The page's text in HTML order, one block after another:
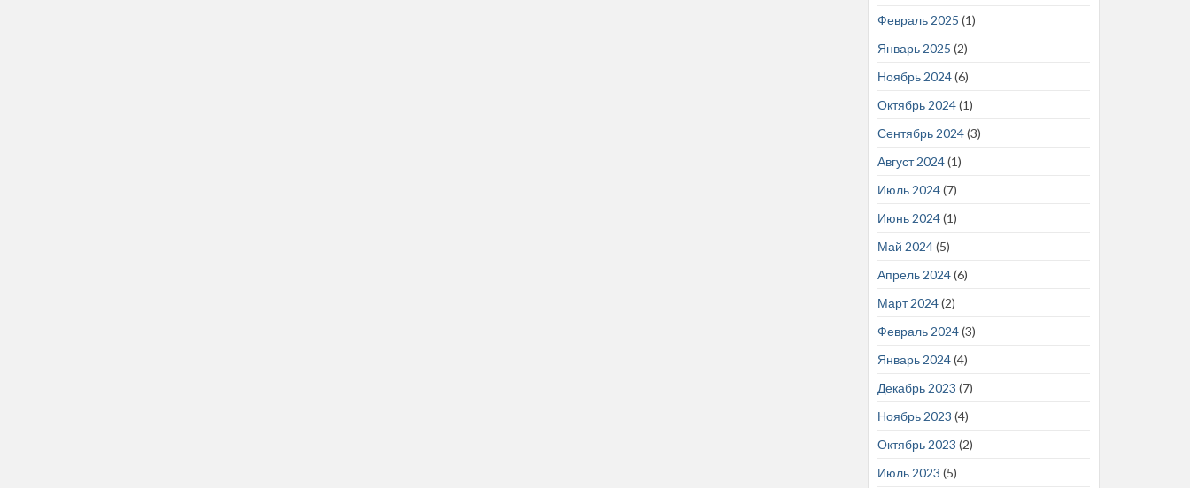
Февраль 2025 (1)
Январь 2025 (2)
Ноябрь 2024(6)
Октябрь 2024(1)
Сентябрь 2024(3)
Август 2024(1)
Июль 2024(7)
Июнь 2024(1)
Май 2024(5)
Апрель 2024(6)
Март 2024(2)
Февраль 2024(3)
Январь 2024(4)
Декабрь 2023 (7)
Ноябрь 2023 (4)
Октябрь 2023 (2)
Июль 2023 (5)